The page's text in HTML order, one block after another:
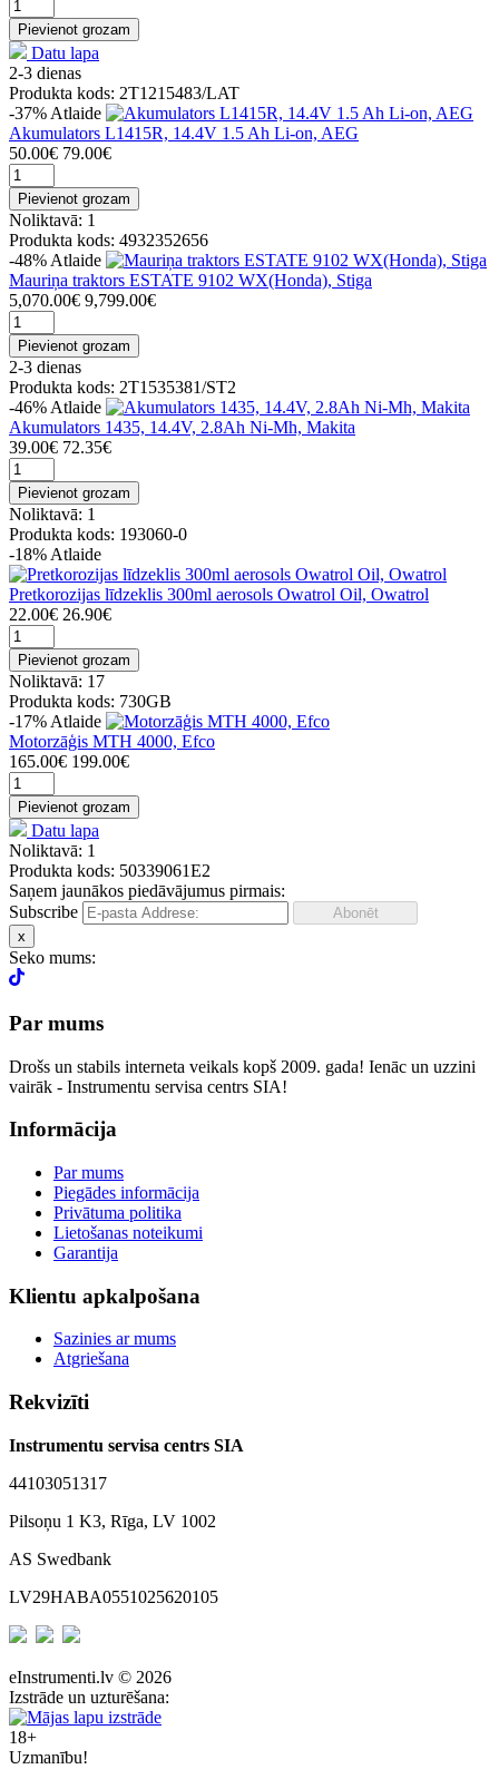
Pievienot grozam
Datu lapa
2-3 dienas
Produkta kods: 2T1215483/LAT
-37% Atlaide
Akumulators L1415R, 14.4V 1.5 Ah Li-on, AEG
50.00€ 79.00€
Pievienot grozam
Noliktavā: 1
Produkta kods: 4932352656
-48% Atlaide
Mauriņa traktors ESTATE 9102 WX(Honda), Stiga
5,070.00€ 9,799.00€
Pievienot grozam
2-3 dienas
Produkta kods: 2T1535381/ST2
-46% Atlaide
Akumulators 1435, 14.4V, 2.8Ah Ni-Mh, Makita
39.00€ 72.35€
Pievienot grozam
Noliktavā: 1
Produkta kods: 193060-0
-18% Atlaide
Pretkorozijas līdzeklis 300ml aerosols Owatrol Oil, Owatrol
22.00€ 26.90€
Pievienot grozam
Noliktavā: 17
Produkta kods: 730GB
-17% Atlaide
Motorzāģis MTH 4000, Efco
165.00€ 199.00€
Pievienot grozam
Datu lapa
Noliktavā: 1
Produkta kods: 50339061E2
Saņem jaunākos piedāvājumus pirmais:
Subscribe
x
Seko mums:
Par mums
Drošs un stabils interneta veikals kopš 2009. gada! Ienāc un uzzini
vairāk - Instrumentu servisa centrs SIA!
Informācija
Par mums
Piegādes informācija
Privātuma politika
Lietošanas noteikumi
Garantija
Klientu apkalpošana
Sazinies ar mums
Atgriešana
Rekvizīti
Instrumentu servisa centrs SIA
44103051317
Pilsoņu 1 K3, Rīga, LV 1002
AS Swedbank
LV29HABA0551025620105
eInstrumenti.lv © 2026
Izstrāde un uzturēšana:
18+
Uzmanību!